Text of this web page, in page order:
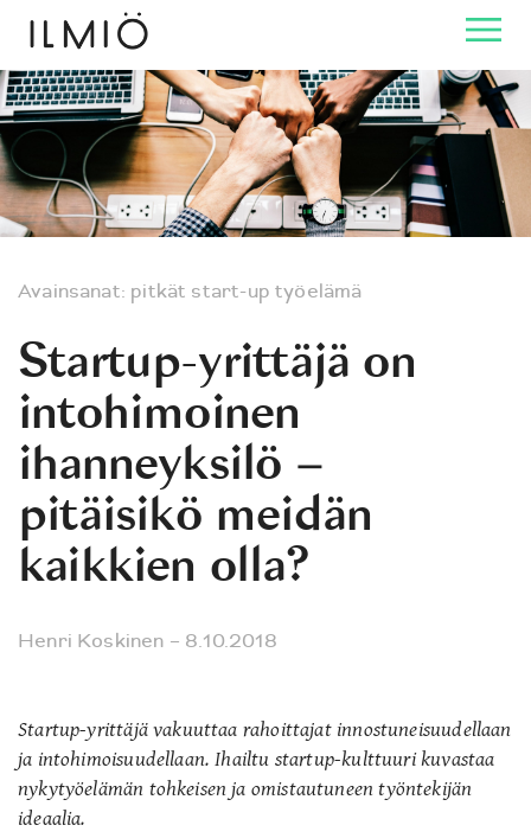
Avainsanat: pitkät start-up työelämä
Startup-yrittäjä on
intohimoinen
ihanneyksilö –
pitäisikö meidän
kaikkien olla?
Henri Koskinen – 8.10.2018
Startup-yrittäjä vakuuttaa rahoittajat innostuneisuudellaan
ja intohimoisuudellaan. Ihailtu startup-kulttuuri kuvastaa
nykytyöelämän tohkeisen ja omistautuneen työntekijän
ideaalia.